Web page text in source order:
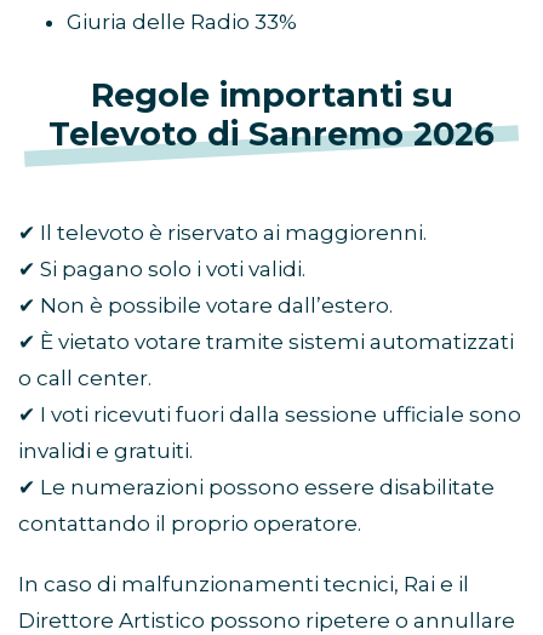
Giuria delle Radio 33%
Regole importanti su
Televoto di Sanremo 2026
✔ Il televoto è riservato ai maggiorenni.
✔ Si pagano solo i voti validi.
✔ Non è possibile votare dall’estero.
✔ È vietato votare tramite sistemi automatizzati
o call center.
✔ I voti ricevuti fuori dalla sessione ufficiale sono
invalidi e gratuiti.
✔ Le numerazioni possono essere disabilitate
contattando il proprio operatore.
In caso di malfunzionamenti tecnici, Rai e il
Direttore Artistico possono ripetere o annullare